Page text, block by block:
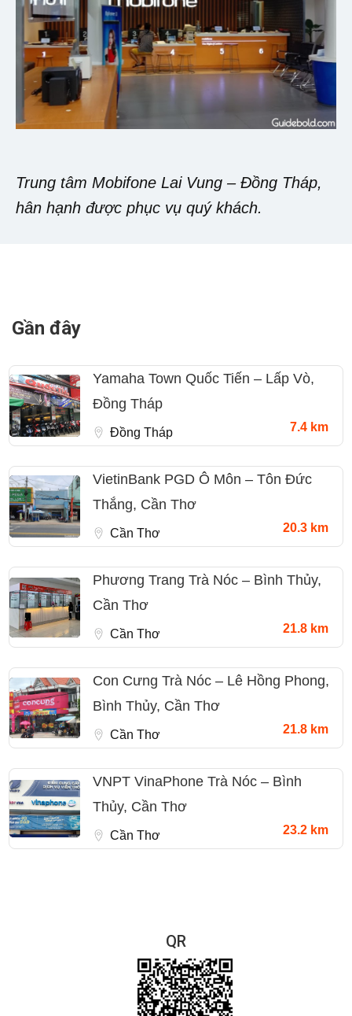
Trung tâm Mobifone Lai Vung – Đồng Tháp,
hân hạnh được phục vụ quý khách.
Gần đây
Yamaha Town Quốc Tiến – Lấp Vò,
Đồng Tháp
Đồng Tháp 7.4 km
VietinBank PGD Ô Môn – Tôn Đức
Thắng, Cần Thơ
Cần Thơ 20.3 km
Phương Trang Trà Nóc – Bình Thủy,
Cần Thơ
Cần Thơ 21.8 km
Con Cưng Trà Nóc – Lê Hồng Phong,
Bình Thủy, Cần Thơ
Cần Thơ 21.8 km
VNPT VinaPhone Trà Nóc – Bình
Thủy, Cần Thơ
Cần Thơ 23.2 km
QR